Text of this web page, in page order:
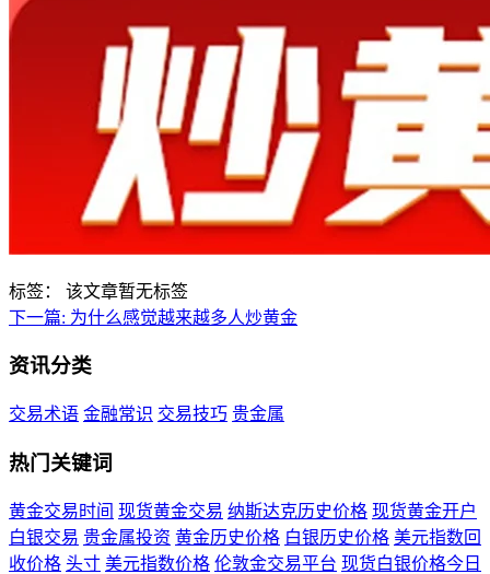
标签：
该文章暂无标签
下一篇: 为什么感觉越来越多人炒黄金
资讯分类
交易术语 金融常识 交易技巧 贵金属
热门关键词
黄金交易时间 现货黄金交易 纳斯达克历史价格 现货黄金开户
白银交易 贵金属投资 黄金历史价格 白银历史价格 美元指数回
收价格 头寸 美元指数价格 伦敦金交易平台 现货白银价格今日